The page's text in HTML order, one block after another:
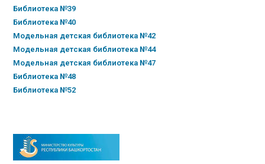
Библиотека №39
Библиотека №40
Модельная детская библиотека №42
Модельная детская библиотека №44
Модельная детская библиотека №47
Библиотека №48
Библиотека №52